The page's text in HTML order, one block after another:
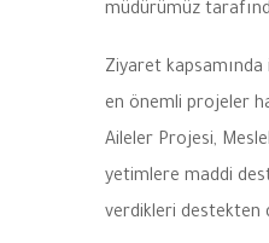
müdürümüz
Ziyaret
en önemli projeler
Aileler Projesi,
yetimlere maddi
verdikleri destekten